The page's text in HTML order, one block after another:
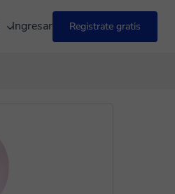
Ingresar Registrate gratis